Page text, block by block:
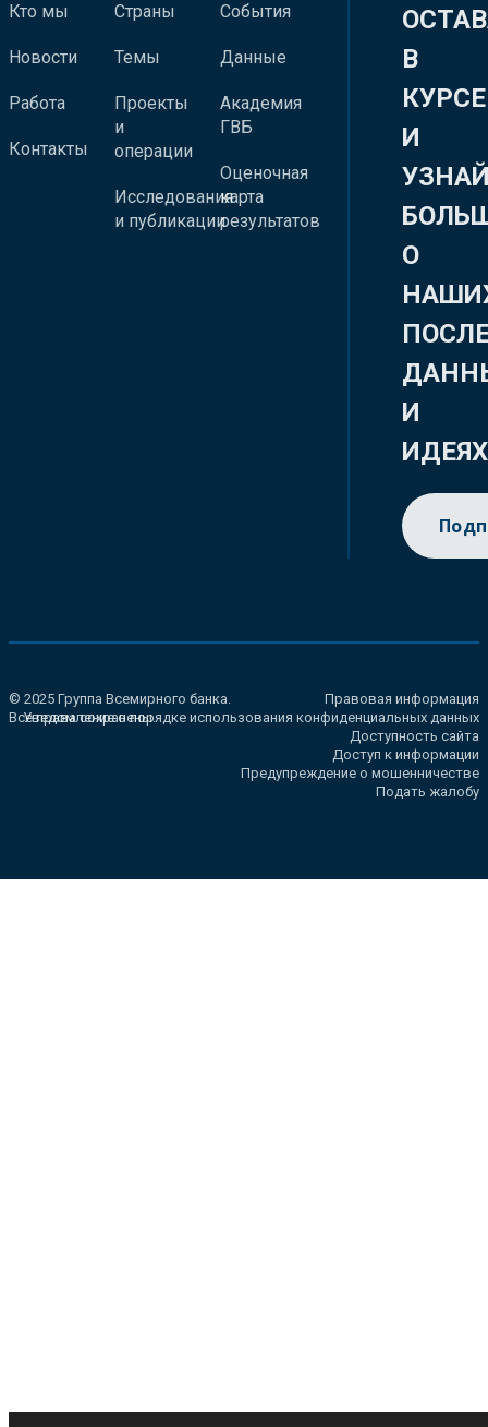
Кто мы
Новости
Работа
Контакты
Страны
Темы
Проекты
и
операции
Исследования
и публикации
События
Данные
Академия
ГВБ
Оценочная
карта
результатов
В
КУРСЕ
И
О
И
ИДЕЯХ
© 2025 Группа Всемирного банка.
Все права сохранены.
Правовая информация
Уведомление о порядке использования конфиденциальных данных
Доступность сайта
Доступ к информации
Предупреждение о мошенничестве
Подать жалобу